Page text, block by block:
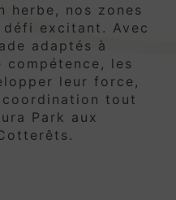
herbe, nos zones
excitant. Avec
adaptés à
les
leur force,
tout
Park aux